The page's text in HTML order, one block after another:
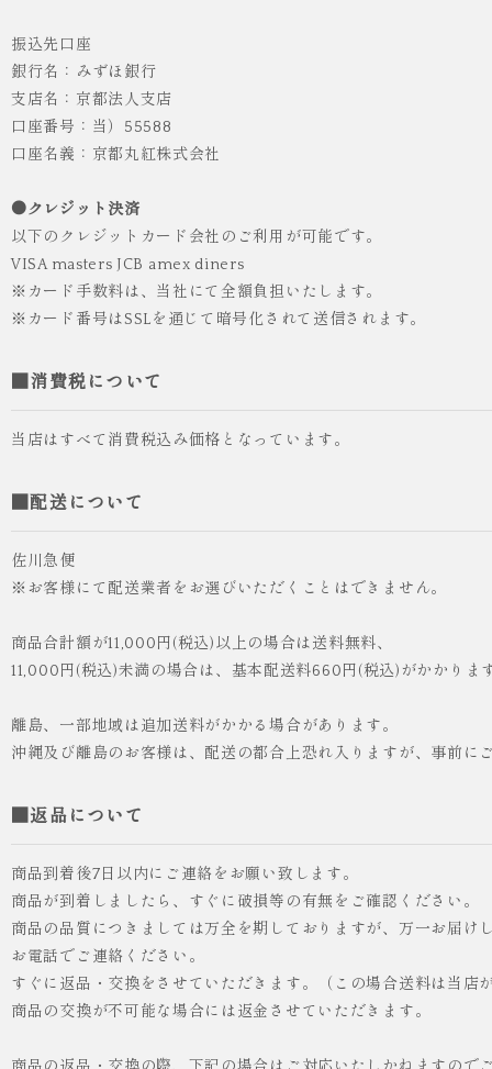
振込先口座
銀行名：みずほ銀行
支店名：京都法人支店
口座番号：当）55588
口座名義：京都丸紅株式会社
●クレジット決済
以下のクレジットカード会社のご利用が可能です。
VISA masters JCB amex diners
※カード手数料は、当社にて全額負担いたします。
※カード番号はSSLを通じて暗号化されて送信されます。
■消費税について
当店はすべて消費税込み価格となっています。
■配送について
佐川急便
※お客様にて配送業者をお選びいただくことはできません。
商品合計額が11,000円(税込)以上の場合は送料無料、
11,000円(税込)未満の場合は、基本配送料660円(税込)がかかりま
離島、一部地域は追加送料がかかる場合があります。
沖縄及び離島のお客様は、配送の都合上恐れ入りますが、事前に
■返品について
商品到着後7日以内にご連絡をお願い致します。
商品が到着しましたら、すぐに破損等の有無をご確認ください。
商品の品質につきましては万全を期しておりますが、万一お届
お電話でご連絡ください。
すぐに返品・交換をさせていただきます。（この場合送料は当店
商品の交換が不可能な場合には返金させていただきます。